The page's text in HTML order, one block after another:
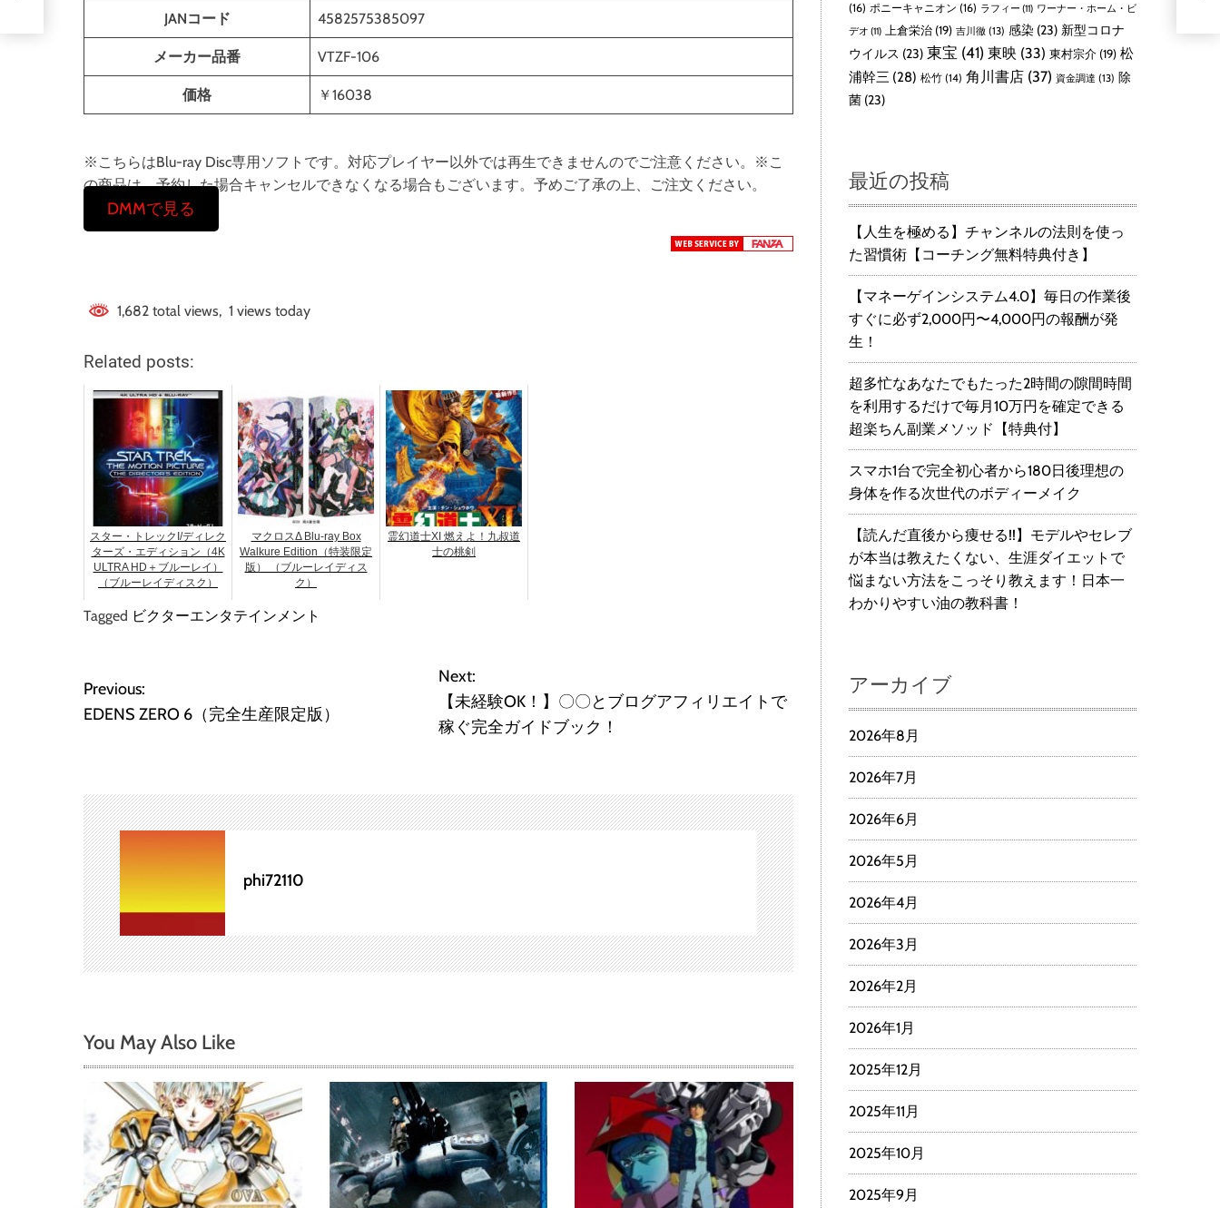
JANコード 4582575385097
メーカー品番 VTZF-106
価格 ￥16038
※こちらはBlu-ray Disc専用ソフトです。対応プレイヤー以外では再生できませんのでご注意ください。※こ
の商品は、予約した場合キャンセルできなくなる場合もございます。予めご了承の上、ご注文ください。
DMMで見る
1,682 total views, 1 views today
Related posts:
スター・トレックI/ディレク
ターズ・エディション（4K
ULTRA HD＋ブルーレイ）
（ブルーレイディスク）
マクロスΔ Blu-ray Box
Walkure Edition（特装限定
版） （ブルーレイディス
ク）
霊幻道士XI 燃えよ！九叔道
士の桃剣
Tagged ビクターエンタテインメント
投
稿
ビ
ゲ
ー
シ
ョ
Previous:
EDENS ZERO 6（完全生産限定版）
Next:
【未経験OK！】〇〇とブログアフィリエイトで
稼ぐ完全ガイドブック！
phi72110
You May Also Like
(16) ポニーキャニオン (16) ラフィー (11) ワーナー・ホーム・ビ
デオ (11) 上倉栄治 (19) 吉川徹 (13) 感染 (23) 新型コロナ
ウイルス (23) 東宝 (41) 東映 (33) 東村宗介 (19) 松
浦幹三 (28) 松竹 (14) 角川書店 (37) 資金調達 (13) 除
菌 (23)
最近の投稿
【人生を極める】チャンネルの法則を使っ
た習慣術【コーチング無料特典付き】
【マネーゲインシステム4.0】毎日の作業後
すぐに必ず2,000円〜4,000円の報酬が発
生！
超多忙なあなたでもたった2時間の隙間時間
を利用するだけで毎月10万円を確定できる
超楽ちん副業メソッド【特典付】
スマホ1台で完全初心者から180日後理想の
身体を作る次世代のボディーメイク
【読んだ直後から痩せる!!】モデルやセレブ
が本当は教えたくない、生涯ダイエットで
悩まない方法をこっそり教えます！日本一
わかりやすい油の教科書！
アーカイブ
2026年8月
2026年7月
2026年6月
2026年5月
2026年4月
2026年3月
2026年2月
2026年1月
2025年12月
2025年11月
2025年10月
2025年9月